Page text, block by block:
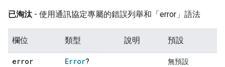
已淘汰 - 使用通訊協定專屬的錯誤列舉和「error」語法
欄位 類型 說明 預設
error Error? 無預設